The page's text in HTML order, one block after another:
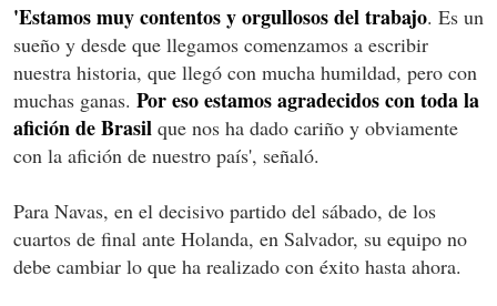
'Estamos muy contentos y orgullosos del trabajo. Es un
sueño y desde que llegamos comenzamos a escribir
nuestra historia, que llegó con mucha humildad, pero con
muchas ganas. Por eso estamos agradecidos con toda la
afición de Brasil que nos ha dado cariño y obviamente
con la afición de nuestro país', señaló.
Para Navas, en el decisivo partido del sábado, de los
cuartos de final ante Holanda, en Salvador, su equipo no
debe cambiar lo que ha realizado con éxito hasta ahora.